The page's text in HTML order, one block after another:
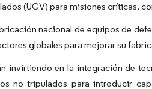
(UGV) para misiones críticas,
nacional de equipos de
globales para mejorar su
invirtiendo en la integración de
no tripulados para introducir